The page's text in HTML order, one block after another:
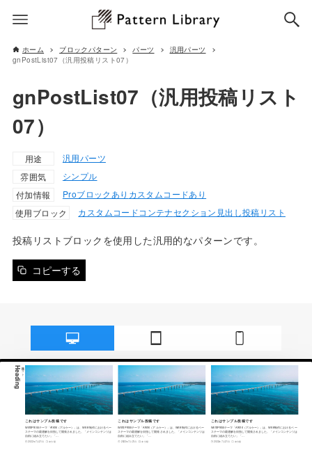
ホーム ブロックパターン パーツ
汎用パーツ
gnPostList07（汎用投稿リスト07）
gnPostList07（汎用投稿リスト
07）
用途
汎用パーツ
雰囲気
シンプル
付加情報
Proブロックあり カスタムコードあり
使用ブロック
カスタムコードコンテナセクション見出し投稿リスト
投稿リストブロックを使用した汎用的なパターンです。
コピーする